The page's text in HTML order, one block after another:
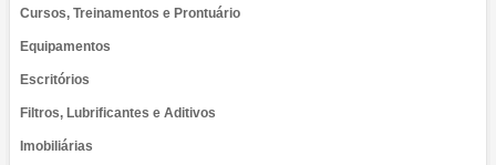
Cursos, Treinamentos e Prontuário
Equipamentos
Escritórios
Filtros, Lubrificantes e Aditivos
Imobiliárias